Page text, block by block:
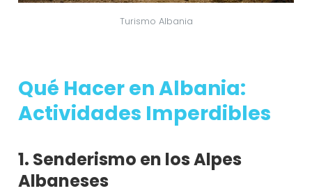
Turismo Albania
Qué Hacer en Albania:
Actividades Imperdibles
1. Senderismo en los Alpes
Albaneses